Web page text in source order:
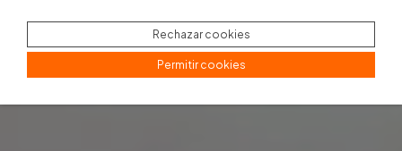
Rechazar cookies
Permitir cookies